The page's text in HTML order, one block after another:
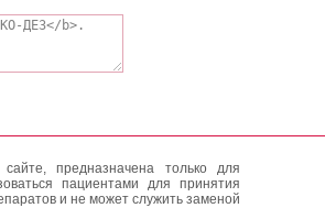
предназначена только для
пациентами для принятия
и не может служить заменой